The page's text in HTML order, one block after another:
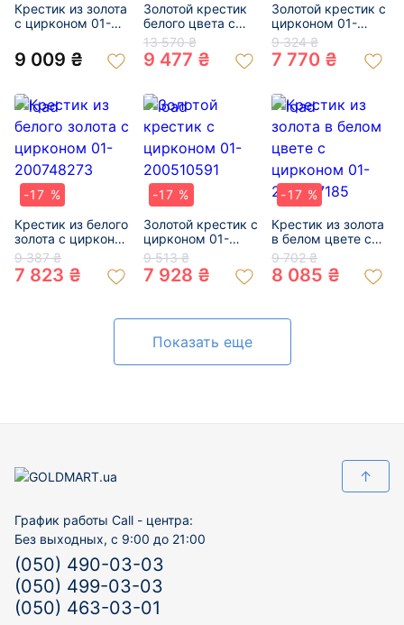
Крестик из золота
с цирконом 01-
9 009 ₴
Золотой крестик
белого цвета с
цирконом 01-
200155553
13 570 ₴
9 477 ₴
Золотой крестик с
цирконом 01-
200504123
9 324 ₴
7 770 ₴
-17 %
Крестик из белого
золота с цирконом
01-200748273
9 387 ₴
7 823 ₴
-17 %
Золотой крестик с
цирконом 01-
200510591
9 513 ₴
7 928 ₴
-17 %
Крестик из золота
в белом цвете с
цирконом 01-
200407185
9 702 ₴
8 085 ₴
Показать еще
↑
График работы Call - центра:
Без выходных, с 9:00 до 21:00
(050) 490-03-03
(050) 499-03-03
(050) 463-03-01